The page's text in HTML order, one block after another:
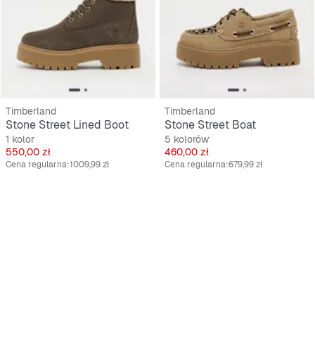
Timberland
Stone Street Lined Boot
1 kolor
Cena
550,00 zł
Cena regularna:1009,99 zł
Timberland
Stone Street Boat
5 kolorów
Cena
460,00 zł
Cena regularna:679,99 zł